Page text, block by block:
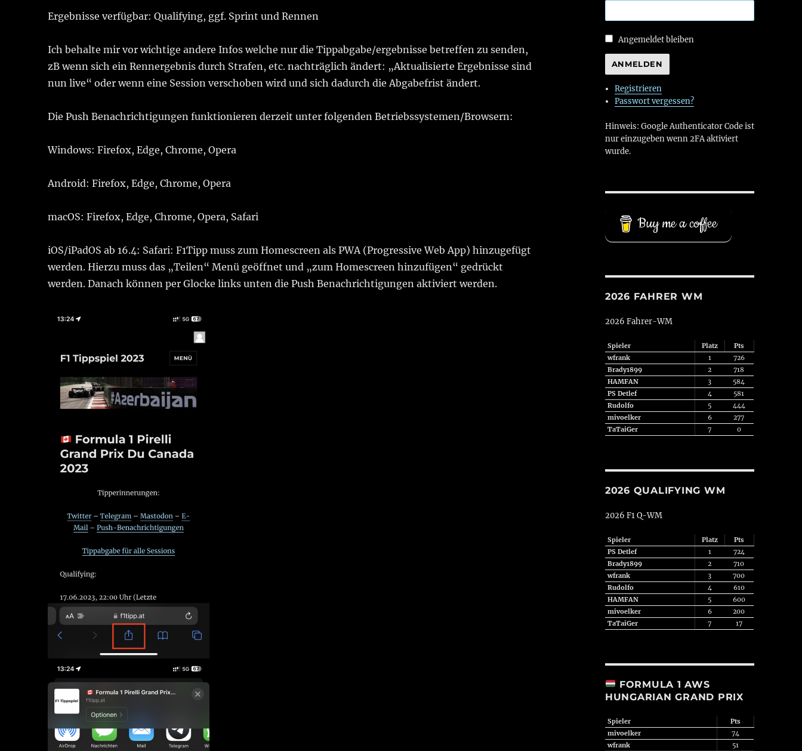
Ergebnisse verfügbar: Qualifying, ggf. Sprint und Rennen
Ich behalte mir vor wichtige andere Infos welche nur die Tippabgabe/ergebnisse betreffen zu senden,
zB wenn sich ein Rennergebnis durch Strafen, etc. nachträglich ändert: „Aktualisierte Ergebnisse sind
nun live“ oder wenn eine Session verschoben wird und sich dadurch die Abgabefrist ändert.
Die Push Benachrichtigungen funktionieren derzeit unter folgenden Betriebssystemen/Browsern:
Windows: Firefox, Edge, Chrome, Opera
Android: Firefox, Edge, Chrome, Opera
macOS: Firefox, Edge, Chrome, Opera, Safari
iOS/iPadOS ab 16.4: Safari: F1Tipp muss zum Homescreen als PWA (Progressive Web App) hinzugefügt
werden. Hierzu muss das „Teilen“ Menü geöffnet und „zum Homescreen hinzufügen“ gedrückt
werden. Danach können per Glocke links unten die Push Benachrichtigungen aktiviert werden.
Angemeldet bleiben
ANMELDEN
Registrieren
Passwort vergessen?
Hinweis: Google Authenticator Code ist
nur einzugeben wenn 2FA aktiviert
wurde.
Buy me a coffee
2026 FAHRER WM
2026 Fahrer-WM
Spieler Platz
Pts
wfrank
1
726
Brady1899
2
718
HAMFAN
3
584
PS Detlef
4
581
Rudolfo
5
444
mivoelker
6
277
TaTaiGer
7 0
2026 QUALIFYING WM
2026 F1 Q-WM
Spieler Platz
Pts
PS Detlef
1
724
Brady1899
2
710
wfrank
3
700
Rudolfo
4
610
HAMFAN
5
600
mivoelker
6
200
TaTaiGer
7 17
FORMULA 1 AWS
HUNGARIAN GRAND PRIX
Spieler
Pts
mivoelker
74
wfrank
51